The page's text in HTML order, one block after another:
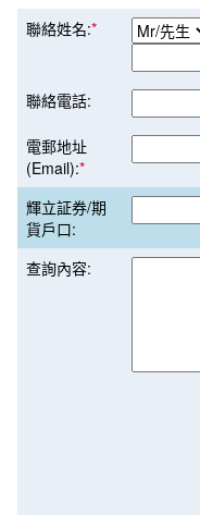
聯絡姓名:*
聯絡電話:
電郵地址
(Email):*
輝立証券/期
貨戶口:
查詢內容: